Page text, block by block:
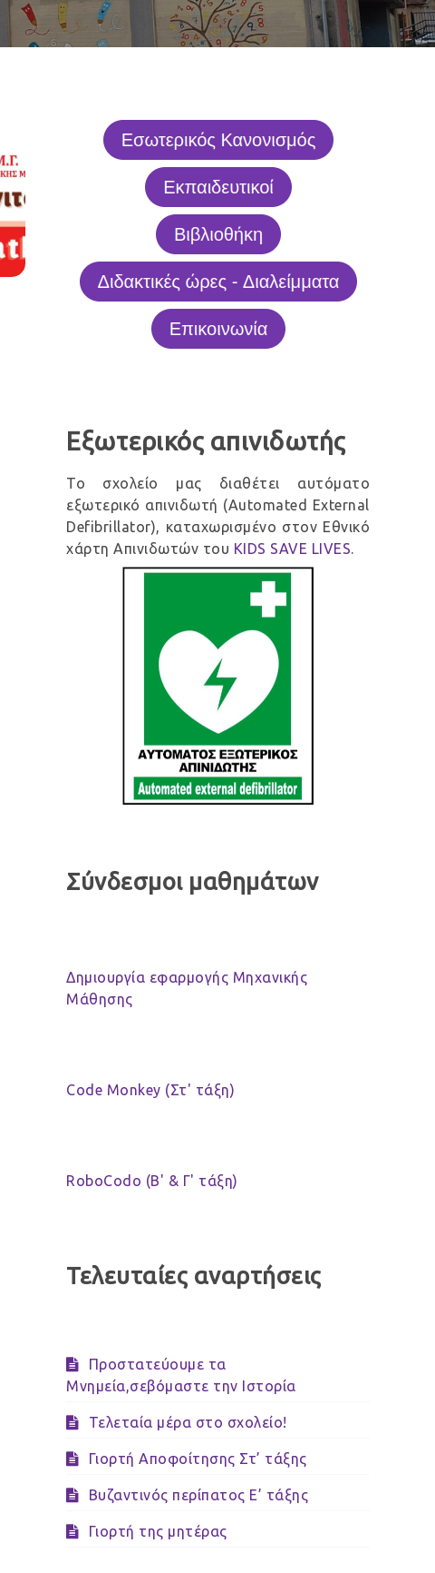
Εξωτερικός απινιδωτής
Το σχολείο μας διαθέτει αυτόματο
εξωτερικό απινιδωτή (Automated External
Defibrillator), καταχωρισμένο στον Εθνικό
χάρτη Απινιδωτών του KIDS SAVE LIVES.
Σύνδεσμοι μαθημάτων
Δημιουργία εφαρμογής Μηχανικής
Μάθησης
Code Monkey (Στ' τάξη)
RoboCodo (Β' & Γ' τάξη)
Τελευταίες αναρτήσεις
Προστατεύουμε τα
Μνημεία,σεβόμαστε την Ιστορία
Τελεταία μέρα στο σχολείο!
Γιορτή Αποφοίτησης Στ’ τάξης
Βυζαντινός περίπατος Ε’ τάξης
Γιορτή της μητέρας